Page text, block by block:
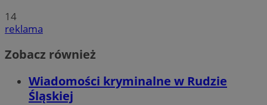
14
reklama
Zobacz również
Wiadomości kryminalne w Rudzie
Śląskiej